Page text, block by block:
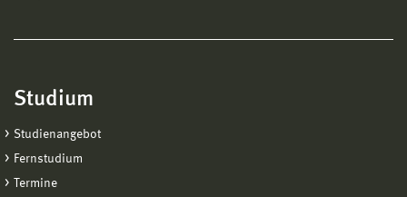
Studium
Studienangebot
Fernstudium
Termine